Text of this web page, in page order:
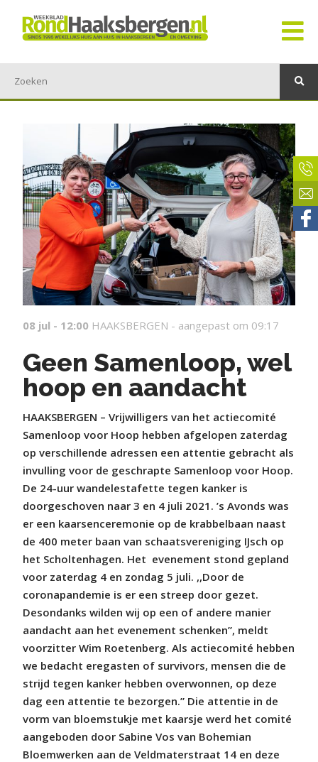
08 jul - 12:00 HAAKSBERGEN - aangepast om 09:17
Geen Samenloop, wel
hoop en aandacht
HAAKSBERGEN – Vrijwilligers van het actiecomité
Samenloop voor Hoop hebben afgelopen zaterdag
op verschillende adressen een attentie gebracht als
invulling voor de geschrapte Samenloop voor Hoop.
De 24-uur wandelestafette tegen kanker is
doorgeschoven naar 3 en 4 juli 2021. ’s Avonds was
er een kaarsenceremonie op de krabbelbaan naast
de 400 meter baan van schaatsvereniging IJsch op
het Scholtenhagen. Het evenement stond gepland
voor zaterdag 4 en zondag 5 juli. ,,Door de
coronapandemie is er een streep door gezet.
Desondanks wilden wij op een of andere manier
aandacht aan het evenement schenken”, meldt
voorzitter Wim Roetenberg. Als actiecomité hebben
we bedacht eregasten of survivors, mensen die de
strijd tegen kanker hebben overwonnen, op deze
dag een attentie te bezorgen.” Die attentie in de
vorm van bloemstukje met kaarsje werd het comité
aangeboden door Sabine Vos van Bohemian
Bloemwerken aan de Veldmaterstraat 14 en deze